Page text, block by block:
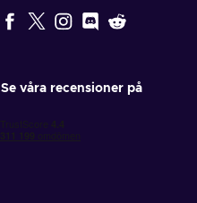
Se våra recensioner på